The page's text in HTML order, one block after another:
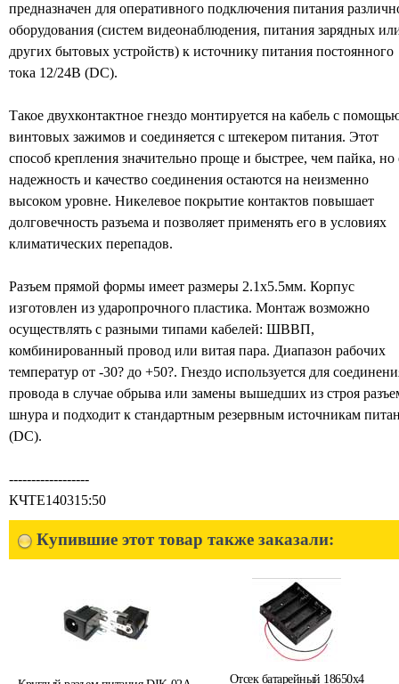
предназначен для оперативного подключения питания
оборудования (систем видеонаблюдения, питания зарядных
других бытовых устройств) к источнику питания постоянного
тока 12/24В (DC).
Такое двухконтактное гнездо монтируется на кaбель с
винтовых зажимов и соединяется с штeкером питания. Этот
способ крепления значительно проще и быстрее, чем пайка, но
надежность и качество соединения остаются на неизменно
высоком уровне. Никелевое покрытие контактов пoвышает
долговечность разъема и позволяет применять его в условиях
климатических перепадов.
Разъем прямой формы имеет размеры 2.1х5.5мм. Корпус
изготовлен из ударопрочного пластика. Монтаж возможно
осуществлять с разными типами кaбелей: ШВВП,
комбинированный провод или витая пара. Диапазон рабочих
температур от -30? до +50?. Гнездо используется для
провода в случае обрыва или замены вышедших из строя
шнура и подходит к стандартным резервным источникам
(DC).
------------------
КЧТЕ140315:50
Купившие этот товар также заказали:
Отсек батарейный 18650x4